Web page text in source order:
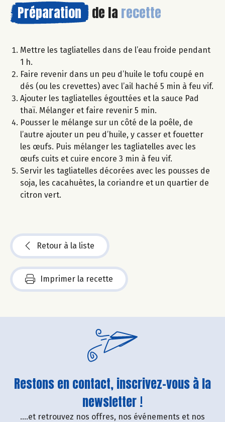
Préparation de la recette
Mettre les tagliatelles dans de l’eau froide pendant
1 h.
Faire revenir dans un peu d’huile le tofu coupé en
dés (ou les crevettes) avec l’ail haché 5 min à feu vif.
Ajouter les tagliatelles égouttées et la sauce Pad
thaï. Mélanger et faire revenir 5 min.
Pousser le mélange sur un côté de la poêle, de
l’autre ajouter un peu d’huile, y casser et fouetter
les œufs. Puis mélanger les tagliatelles avec les
œufs cuits et cuire encore 3 min à feu vif.
Servir les tagliatelles décorées avec les pousses de
soja, les cacahuètes, la coriandre et un quartier de
citron vert.
Retour à la liste
Imprimer la recette
Restons en contact, inscrivez-vous à la
newsletter !
....et retrouvez nos offres, nos événements et nos